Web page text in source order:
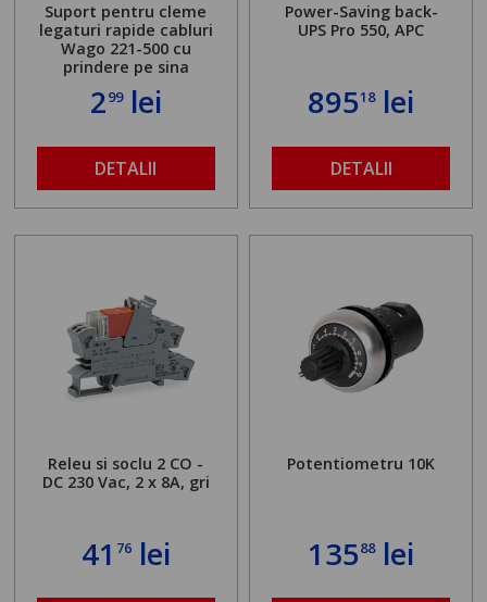
Suport pentru cleme
legaturi rapide cabluri
Wago 221-500 cu
prindere pe sina
299lei
DETALII
Power-Saving back-
UPS Pro 550, APC
89518lei
DETALII
Releu si soclu 2 CO -
DC 230 Vac, 2 x 8A, gri
41 76lei
Potentiometru 10K
13588lei